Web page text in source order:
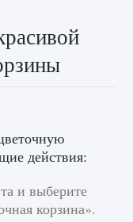
0 0
действия:
и выберите
корзина».